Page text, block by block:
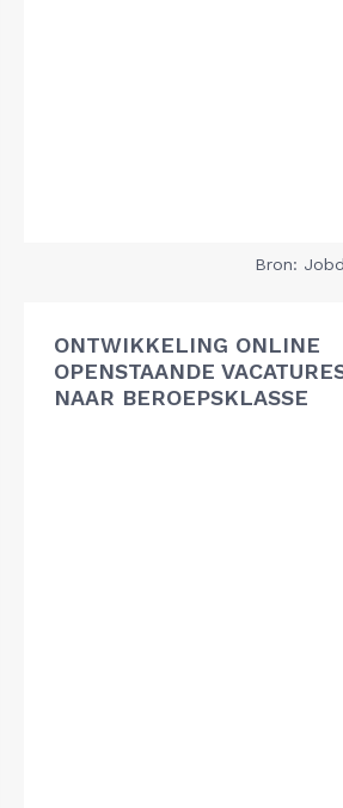
Bron:
ONTWIKKELING ONLINE
OPENSTAANDE
NAAR BEROEPSKLASSE